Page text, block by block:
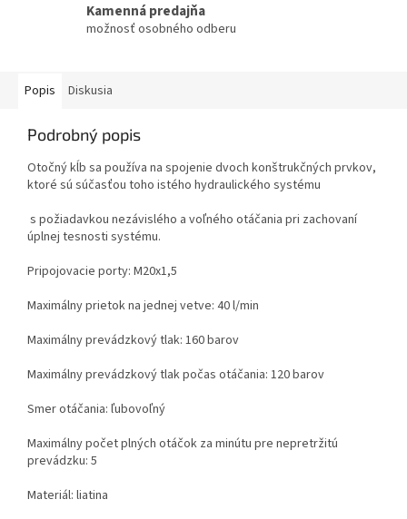
Kamenná predajňa
možnosť osobného odberu
Popis Diskusia
Podrobný popis
Otočný kĺb sa používa na spojenie dvoch konštrukčných prvkov,
ktoré sú súčasťou toho istého hydraulického systému
s požiadavkou nezávislého a voľného otáčania pri zachovaní
úplnej tesnosti systému.
Pripojovacie porty: M20x1,5
Maximálny prietok na jednej vetve: 40 l/min
Maximálny prevádzkový tlak: 160 barov
Maximálny prevádzkový tlak počas otáčania: 120 barov
Smer otáčania: ľubovoľný
Maximálny počet plných otáčok za minútu pre nepretržitú
prevádzku: 5
Materiál: liatina